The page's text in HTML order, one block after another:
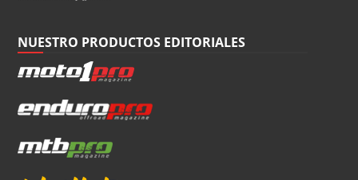
NUESTRO PRODUCTOS EDITORIALES